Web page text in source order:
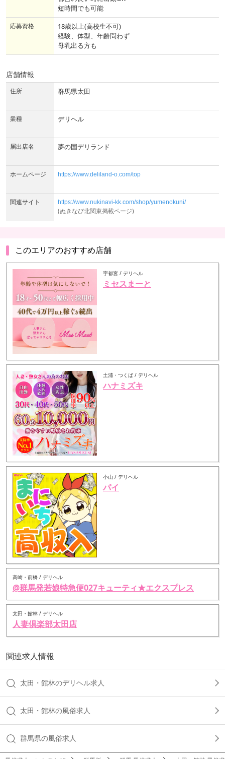
短時間でも可能
応募資格
18歳以上(高校生不可)
経験、体型、年齢問わず
母乳出る方も
店舗情報
住所 群馬県太田
業種 デリヘル
届出店名 夢の国デリランド
ホームページ https://www.deliland-o.com/top
関連サイト https://www.nukinavi-kk.com/shop/yumenokuni/
(ぬきなび北関東掲載ページ)
このエリアのおすすめ店舗
宇都宮 / デリヘル
ミセスまーと
土浦・つくば / デリヘル
ハナミズキ
小山 / デリヘル
パイ
高崎・前橋 / デリヘル
@群馬発若娘特急便027キューティ★エクスプレス
太田・館林 / デリヘル
人妻倶楽部太田店
関連求人情報
太田・館林のデリヘル求人
太田・館林の風俗求人
群馬県の風俗求人